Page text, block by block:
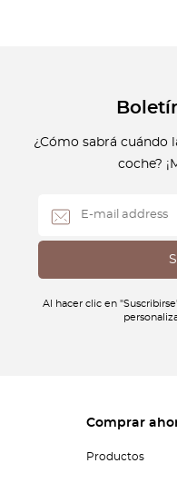
¿Cómo sabrá cuándo
coche?
Al hacer clic en
Comprar
Productos